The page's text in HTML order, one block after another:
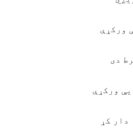
ورکړې
دی
ورکړې
کړ